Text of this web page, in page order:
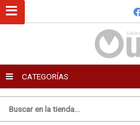
CATEGORÍAS